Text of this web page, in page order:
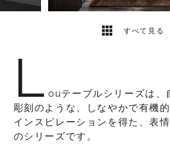
すべて見る
L ouテーブルシリーズは、
彫刻のような、しなやかで有機
インスピレーションを得た、表
のシリーズです。